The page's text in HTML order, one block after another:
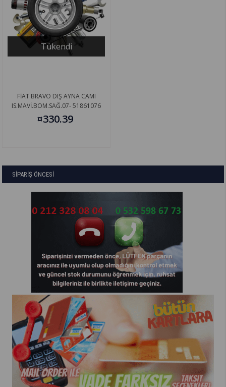
Tükendi
FİAT BRAVO DIŞ AYNA CAMI
IS.MAVİ.BOM.SAĞ.07- 51861076
¤330.39
SİPARİŞ ÖNCESİ